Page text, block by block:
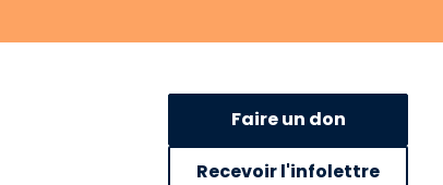
Faire un don
Recevoir l'infolettre